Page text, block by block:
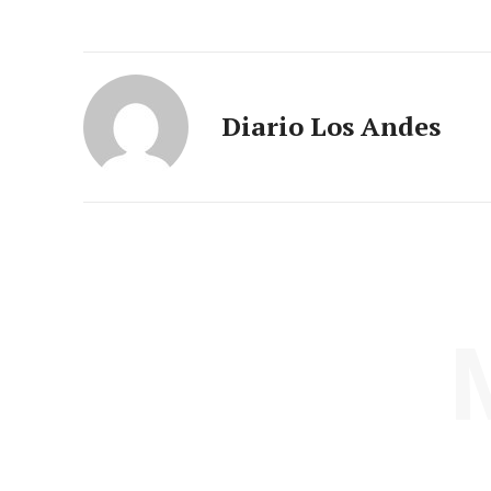
Diario Los Andes